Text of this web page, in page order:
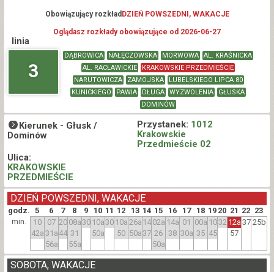
Obowiązujący rozkład DZIEŃ POWSZEDNI, WAKACJE
Oglądasz rozkłady obowiązujące od 2026-06-27
linia
3
DĄBROWICA NAŁĘCZOWSKA MORWOWA
AL. KRAŚNICKA
AL. RACŁAWICKIE
KRAKOWSKIE PRZEDMIEŚCIE
NARUTOWICZA
ZAMOJSKA
LUBELSKIEGO LIPCA 80
KUNICKIEGO
PAWIA DŁUGA WYZWOLENIA
GŁUSKA
DOMINÓW
Kierunek - Głusk /
Dominów
Przystanek: 1012
Krakowskie
Przedmieście 02
Ulica:
KRAKOWSKIE
PRZEDMIEŚCIE
godz. 5 6 7 8 9 10 11 12 13 14 15 16 17 18 19 20 21 22 23
DZIEŃ POWSZEDNI, WAKACJE
min.
10
42a
07
31a
56a
20
44
08a
31
55a
30 10a
50a
30 10a
50
26a
50a
14
37
02a
26
50a
14a
38
01
30a
00a
35
10
45
32 12a
57
37 25b
SOBOTA, WAKACJE